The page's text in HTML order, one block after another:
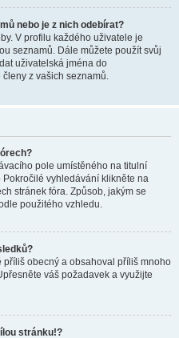
nebo je z nich odebírat?
V profilu každého uživatele je
seznamů. Dále můžete použít svůj
uživatelská jména do
z vašich seznamů.
pole umístěného na titulní
Pokročilé vyhledávání klikněte na
stránek fóra. Způsob, jakým se
použitého vzhledu.
obecný a obsahoval příliš mnoho
váš požadavek a využijte
stránku!?